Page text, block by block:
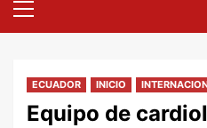
primario
ECUADOR INICIO
Equipo de